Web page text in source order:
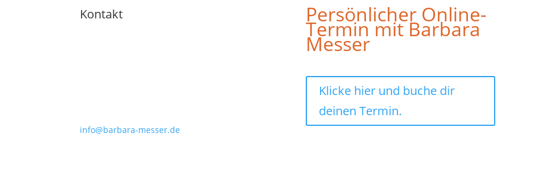
Kontakt
info@barbara-messer.de
Persönlicher Online-
Termin mit Barbara
Messer
Klicke hier und buche dir
deinen Termin.